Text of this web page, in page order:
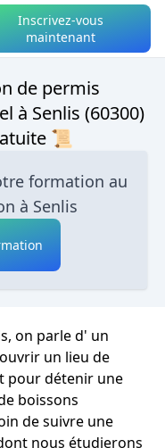
Inscrivez-vous
maintenant
de permis
à Senlis (60300)
📜
formation au
à Senlis
on parle d' un
un lieu de
pour détenir une
boissons
de suivre une
nous étudierons